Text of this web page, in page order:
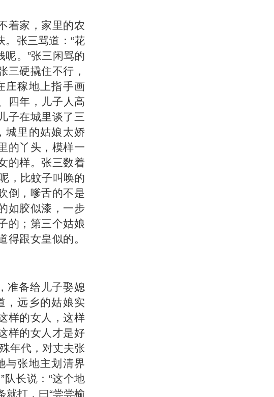
着家，家里的农
。张三骂道：“花
。”张三闲骂的
三硬撬住不行，
庄稼地上指手画
四年，儿子人高
子在城里谈了三
城里的姑娘太娇
的丫头，模样一
的样。张三数着
，比蚊子叫唤的
倒，嗲舌的不是
如胶似漆，一步
的；第三个姑娘
得跟女皇似的。
准备给儿子娶媳
，远乡的姑娘实
样的女人，这样
样的女人才是好
年代，对丈夫张
与张地主划清界
队长说：“这个地
就打，曰“尝尝榆